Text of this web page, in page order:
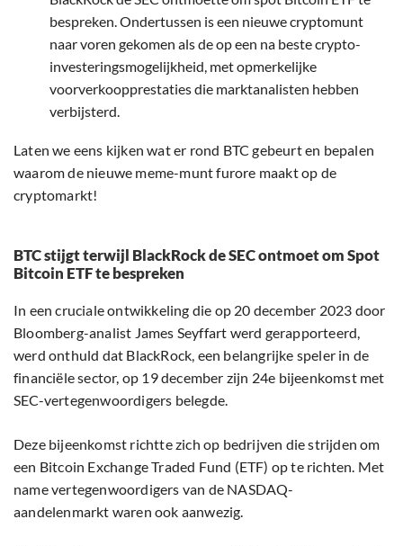
bespreken. Ondertussen is een nieuwe cryptomunt
naar voren gekomen als de op een na beste crypto-
investeringsmogelijkheid, met opmerkelijke
voorverkoopprestaties die marktanalisten hebben
verbijsterd.
Laten we eens kijken wat er rond BTC gebeurt en bepalen
waarom de nieuwe meme-munt furore maakt op de
cryptomarkt!
BTC stijgt terwijl BlackRock de SEC ontmoet om Spot
Bitcoin ETF te bespreken
In een cruciale ontwikkeling die op 20 december 2023 door
Bloomberg-analist James Seyffart werd gerapporteerd,
werd onthuld dat BlackRock, een belangrijke speler in de
financiële sector, op 19 december zijn 24e bijeenkomst met
SEC-vertegenwoordigers belegde.
Deze bijeenkomst richtte zich op bedrijven die strijden om
een Bitcoin Exchange Traded Fund (ETF) op te richten. Met
name vertegenwoordigers van de NASDAQ-
aandelenmarkt waren ook aanwezig.